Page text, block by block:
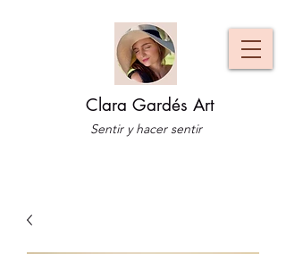
Clara Gardés Art
Sentir y hacer sentir